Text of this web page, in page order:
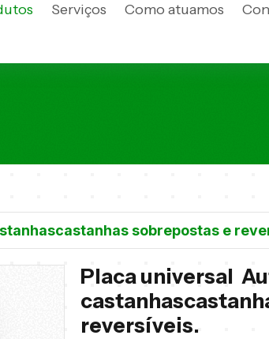
Serviços Como atuamos
sobrepostas e
Placa universal
reversíveis.